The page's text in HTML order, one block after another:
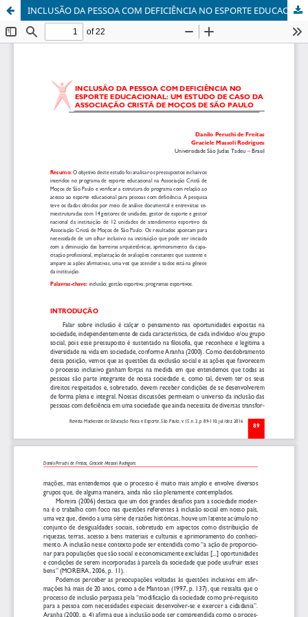
INCLUSÃO DA PESSOA COM DEFICIÊNCIA NO ESPORTE EDUCACIONAL: UM ESTUDO DE CASO DA ASSOCIAÇÃO CRISTÃ DE MOÇOS DE SÃO PAULO